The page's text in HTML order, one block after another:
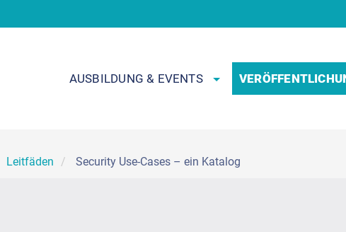
AUSBILDUNG & EVENTS
Leitfäden Security Use-Cases – ein Katalog